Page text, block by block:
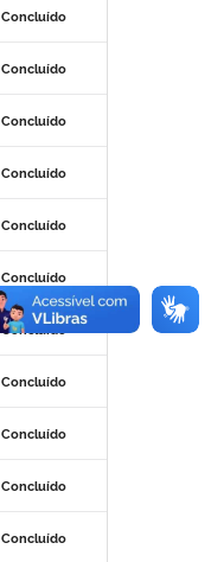
Concluído
Concluído
Concluído
Concluído
Concluído
Concluído
Concluído
Concluído
Concluído
Concluído
Concluído